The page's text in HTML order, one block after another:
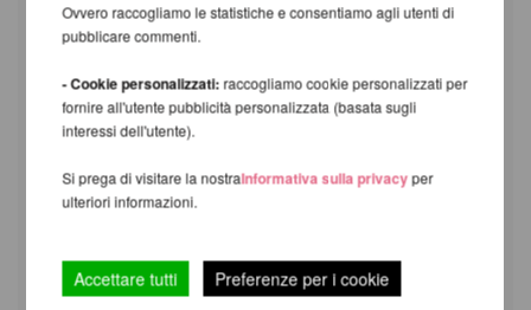
Ovvero raccogliamo le statistiche e consentiamo agli utenti di
pubblicare commenti.
- Cookie personalizzati: raccogliamo cookie personalizzati per
fornire all'utente pubblicità personalizzata (basata sugli
interessi dell'utente).
Si prega di visitare la nostraInformativa sulla privacyper
ulteriori informazioni.
Accettare tutti Preferenze per i cookie